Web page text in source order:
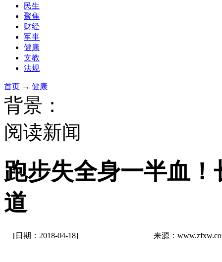
民生
聚焦
财经
军事
健康
文教
法规
首页 → 健康
背景：
阅读新闻
跑步失全身一半血
道
[日期：2018-04-18] 来源：